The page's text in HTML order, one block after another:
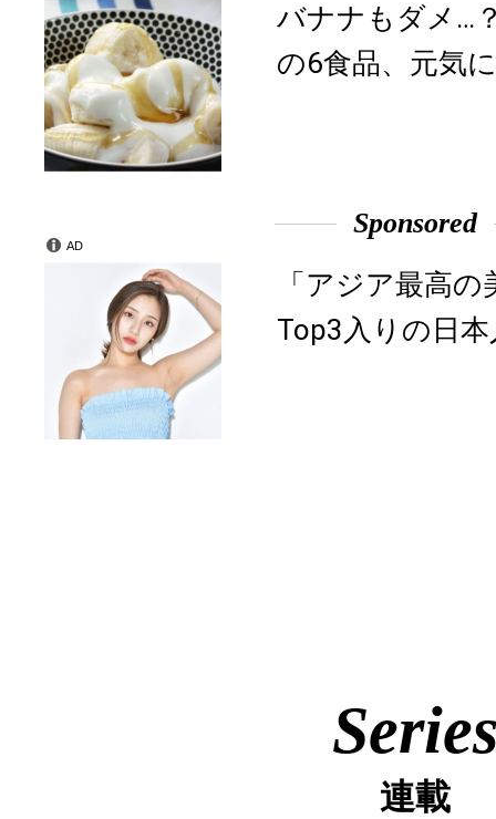
バナナもダメ…
の6食品、元気
Sponsored
「アジア最高
Top3入りの日
AD
連載